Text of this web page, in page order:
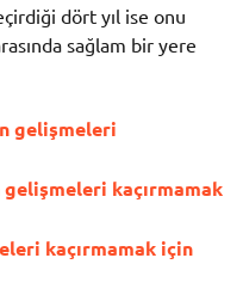
dört yıl ise onu
sağlam bir yere
gelişmeleri
kaçırmamak
kaçırmamak için